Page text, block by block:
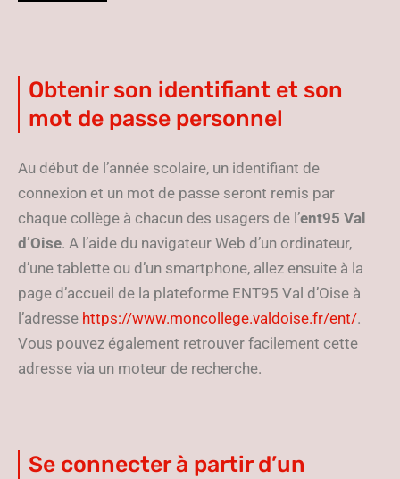
Obtenir son identifiant et son
mot de passe personnel
Au début de l’année scolaire, un identifiant de
connexion et un mot de passe seront remis par
chaque collège à chacun des usagers de l’ent95 Val
d’Oise. A l’aide du navigateur Web d’un ordinateur,
d’une tablette ou d’un smartphone, allez ensuite à la
page d’accueil de la plateforme ENT95 Val d’Oise à
l’adresse https://www.moncollege.valdoise.fr/ent/.
Vous pouvez également retrouver facilement cette
adresse via un moteur de recherche.
Se connecter à partir d’un